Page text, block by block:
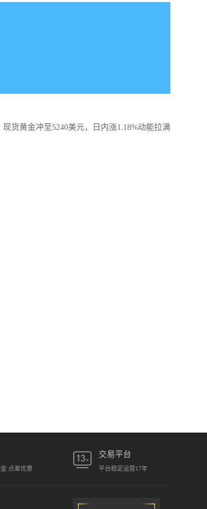
现货黄金冲至5240美元，日内涨1.18%动能拉满
点差优惠
交易平台
平台稳定运营17年